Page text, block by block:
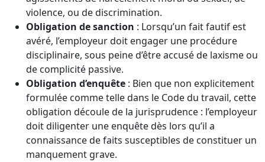
violence, ou de discrimination.
Obligation de sanction : Lorsqu’un fait fautif est
avéré, l’employeur doit engager une procédure
disciplinaire, sous peine d’être accusé de laxisme ou
de complicité passive.
Obligation d’enquête : Bien que non explicitement
formulée comme telle dans le Code du travail, cette
obligation découle de la jurisprudence : l’employeur
doit diligenter une enquête dès lors qu’il a
connaissance de faits susceptibles de constituer un
manquement grave.